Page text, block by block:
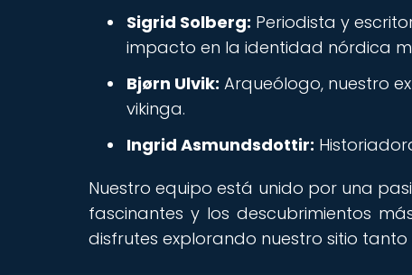
Sigrid Solberg: Periodista y
impacto en la identidad nórdica
Bjørn Ulvik: Arqueólogo, nuestro
vikinga.
Ingrid Asmundsdottir:
Nuestro equipo está unido por una
fascinantes y los descubrimientos
disfrutes explorando nuestro sitio